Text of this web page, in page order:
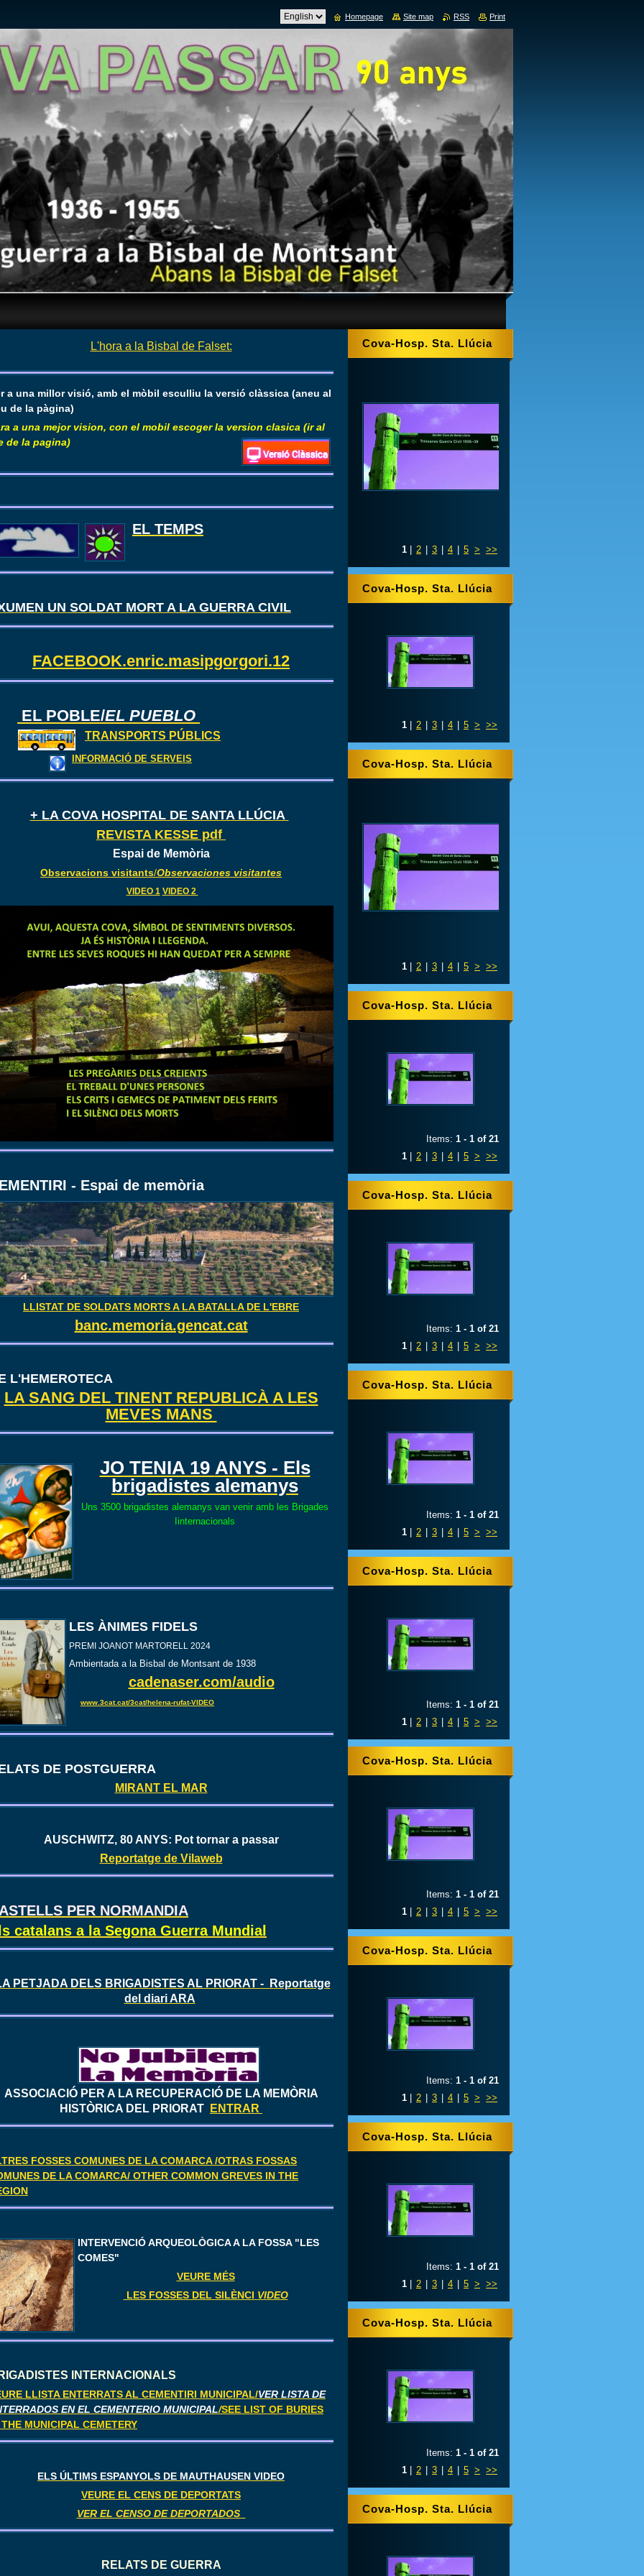
L'hora a la Bisbal de Falset:
a una millor visió, amb el mòbil esculliu la versió clàssica (aneu al
de la pàgina)
a una mejor vision, con el mobil escoger la version clasica (ir al
de la pagina)
EL TEMPS
UN SOLDAT MORT A LA GUERRA CIVIL
FACEBOOK.enric.masipgorgori.12
EL POBLE/EL PUEBLO
TRANSPORTS PÚBLICS
INFORMACIÓ DE SERVEIS
+ LA COVA HOSPITAL DE SANTA LLÚCIA
REVISTA KESSE pdf
Espai de Memòria
Observacions visitants/Observaciones visitantes
VIDEO 1 VIDEO 2
- Espai de memòria
LLISTAT DE SOLDATS MORTS A LA BATALLA DE L'EBRE
banc.memoria.gencat.cat
L'HEMEROTECA
LA SANG DEL TINENT REPUBLICÀ A LES
MEVES MANS
JO TENIA 19 ANYS - Els
brigadistes alemanys
Uns 3500 brigadistes alemanys van venir amb les Brigades
Iinternacionals
LES ÀNIMES FIDELS
PREMI JOANOT MARTORELL 2024
Ambientada a la Bisbal de Montsant de 1938
cadenaser.com/audio
www.3cat.cat/3cat/helena-rufat-VIDEO
DE POSTGUERRA
MIRANT EL MAR
AUSCHWITZ, 80 ANYS: Pot tornar a passar
Reportatge de Vilaweb
PER NORMANDIA
catalans a la Segona Guerra Mundial
PETJADA DELS BRIGADISTES AL PRIORAT - Reportatge
del diari ARA
ASSOCIACIÓ PER A LA RECUPERACIÓ DE LA MEMÒRIA
HISTÒRICA DEL PRIORAT
ENTRAR
FOSSES COMUNES DE LA COMARCA /OTRAS FOSSAS
DE LA COMARCA/ OTHER COMMON GREVES IN THE
INTERVENCIÓ ARQUEOLÒGICA A LA FOSSA "LES
COMES"
VEURE MÉS
LES FOSSES DEL SILÈNCI VIDEO
INTERNACIONALS
LLISTA ENTERRATS AL CEMENTIRI MUNICIPAL/VER LISTA DE
EN EL CEMENTERIO MUNICIPAL/SEE LIST OF BURIES
MUNICIPAL CEMETERY
ELS ÚLTIMS ESPANYOLS DE MAUTHAUSEN VIDEO
VEURE EL CENS DE DEPORTATS
VER EL CENSO DE DEPORTADOS
RELATS DE GUERRA
Cova-Hosp. Sta. Llúcia
1 2 3 4 5 > >>
Cova-Hosp. Sta. Llúcia
1 2 3 4 5 > >>
Cova-Hosp. Sta. Llúcia
1 2 3 4 5 > >>
Cova-Hosp. Sta. Llúcia
Items: 1 - 1 of 21
1
2 3 4 5 > >>
Cova-Hosp. Sta. Llúcia
Items: 1 - 1 of 21
1
2 3 4 5 > >>
Cova-Hosp. Sta. Llúcia
Items: 1 - 1 of 21
1
2 3 4 5 > >>
Cova-Hosp. Sta. Llúcia
Items: 1 - 1 of 21
1
2 3 4 5 > >>
Cova-Hosp. Sta. Llúcia
Items: 1 - 1 of 21
1
2 3 4 5 > >>
Cova-Hosp. Sta. Llúcia
Items: 1 - 1 of 21
1
2 3 4 5 > >>
Cova-Hosp. Sta. Llúcia
Items: 1 - 1 of 21
1
2 3 4 5 > >>
Cova-Hosp. Sta. Llúcia
Items: 1 - 1 of 21
1
2 3 4 5 > >>
Cova-Hosp. Sta. Llúcia
Homepage Site map RSS Print